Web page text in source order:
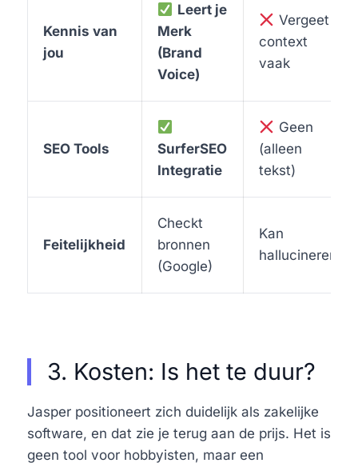
Kennis van
jou
Leert je
Merk
(Brand
Voice)
Vergeet
context
vaak
SEO Tools
SurferSEO
Integratie
Geen
(alleen
tekst)
Feitelijkheid
Checkt
bronnen
(Google)
Kan
hallucineren
3. Kosten: Is het te duur?
Jasper positioneert zich duidelijk als zakelijke
software, en dat zie je terug aan de prijs. Het is
geen tool voor hobbyisten, maar een